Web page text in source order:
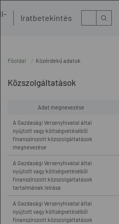
Iratbetekintés Kereső
Főoldal Közérdekű adatok
Közszolgáltatások
Adat megnevezése
A Gazdasági Versenyhivatal által
nyújtott vagy költségvetéséből
finanszírozott közszolgáltatások
megnevezése
A Gazdasági Versenyhivatal által
nyújtott vagy költségvetéséből
finanszírozott közszolgáltatások
tartalmának leírása
A Gazdasági Versenyhivatal által
nyújtott vagy költségvetéséből
finanszírozott közszolgáltatások